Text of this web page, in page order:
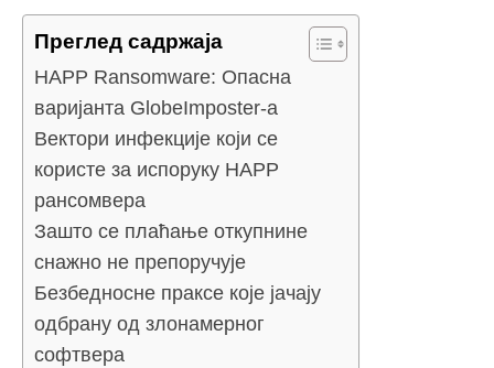
Преглед садржаја
HAPP Ransomware: Опасна
варијанта GlobeImposter-а
Вектори инфекције који се
користе за испоруку HAPP
рансомвера
Зашто се плаћање откупнине
снажно не препоручује
Безбедносне праксе које јачају
одбрану од злонамерног
софтвера